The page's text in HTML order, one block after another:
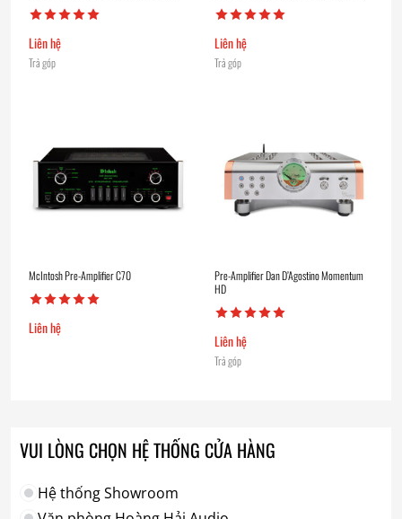
Liên hệ
Trả góp
Liên hệ
Trả góp
McIntosh Pre-Amplifier C70
Liên hệ
Pre-Amplifier Dan D’Agostino Momentum
HD
Liên hệ
Trả góp
VUI LÒNG CHỌN HỆ THỐNG CỬA HÀNG
Hệ thống Showroom